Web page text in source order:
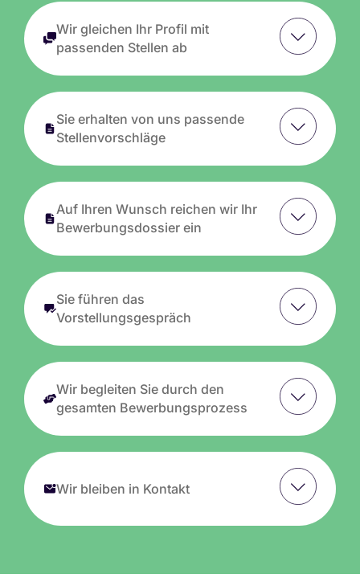
Wir gleichen Ihr Profil mit
passenden Stellen ab
Sie erhalten von uns passende
Stellenvorschläge
Auf Ihren Wunsch reichen wir Ihr
Bewerbungsdossier ein
Sie führen das
Vorstellungsgespräch
Wir begleiten Sie durch den
gesamten Bewerbungsprozess
Wir bleiben in Kontakt